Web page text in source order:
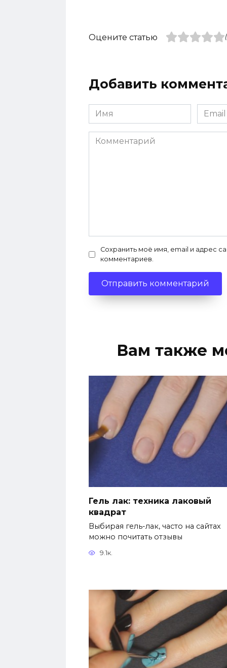
Оцените статью
Добавить
Имя
*
Email
*
Комментарий
Сохранить моё имя, email и адрес
комментариев.
Вам также
Гель лак: техника лаковый
квадрат
Выбирая гель-лак, часто на сайтах
можно почитать отзывы
9.1к.